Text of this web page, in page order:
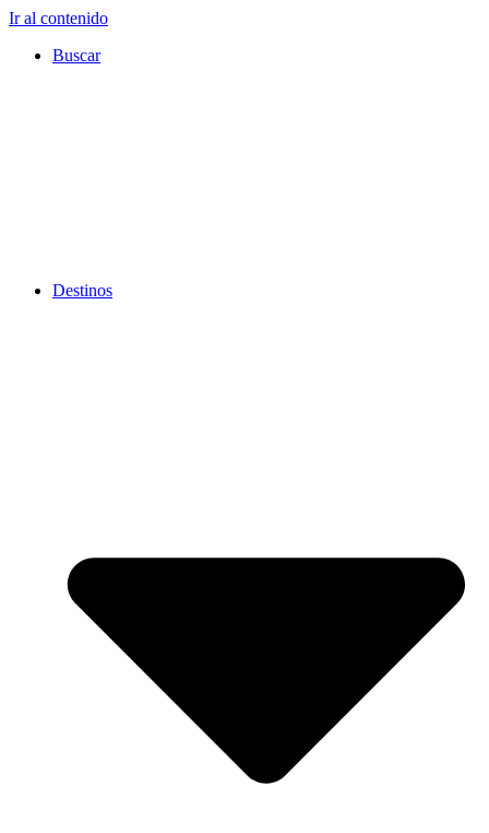
Ir al contenido
Buscar
Destinos